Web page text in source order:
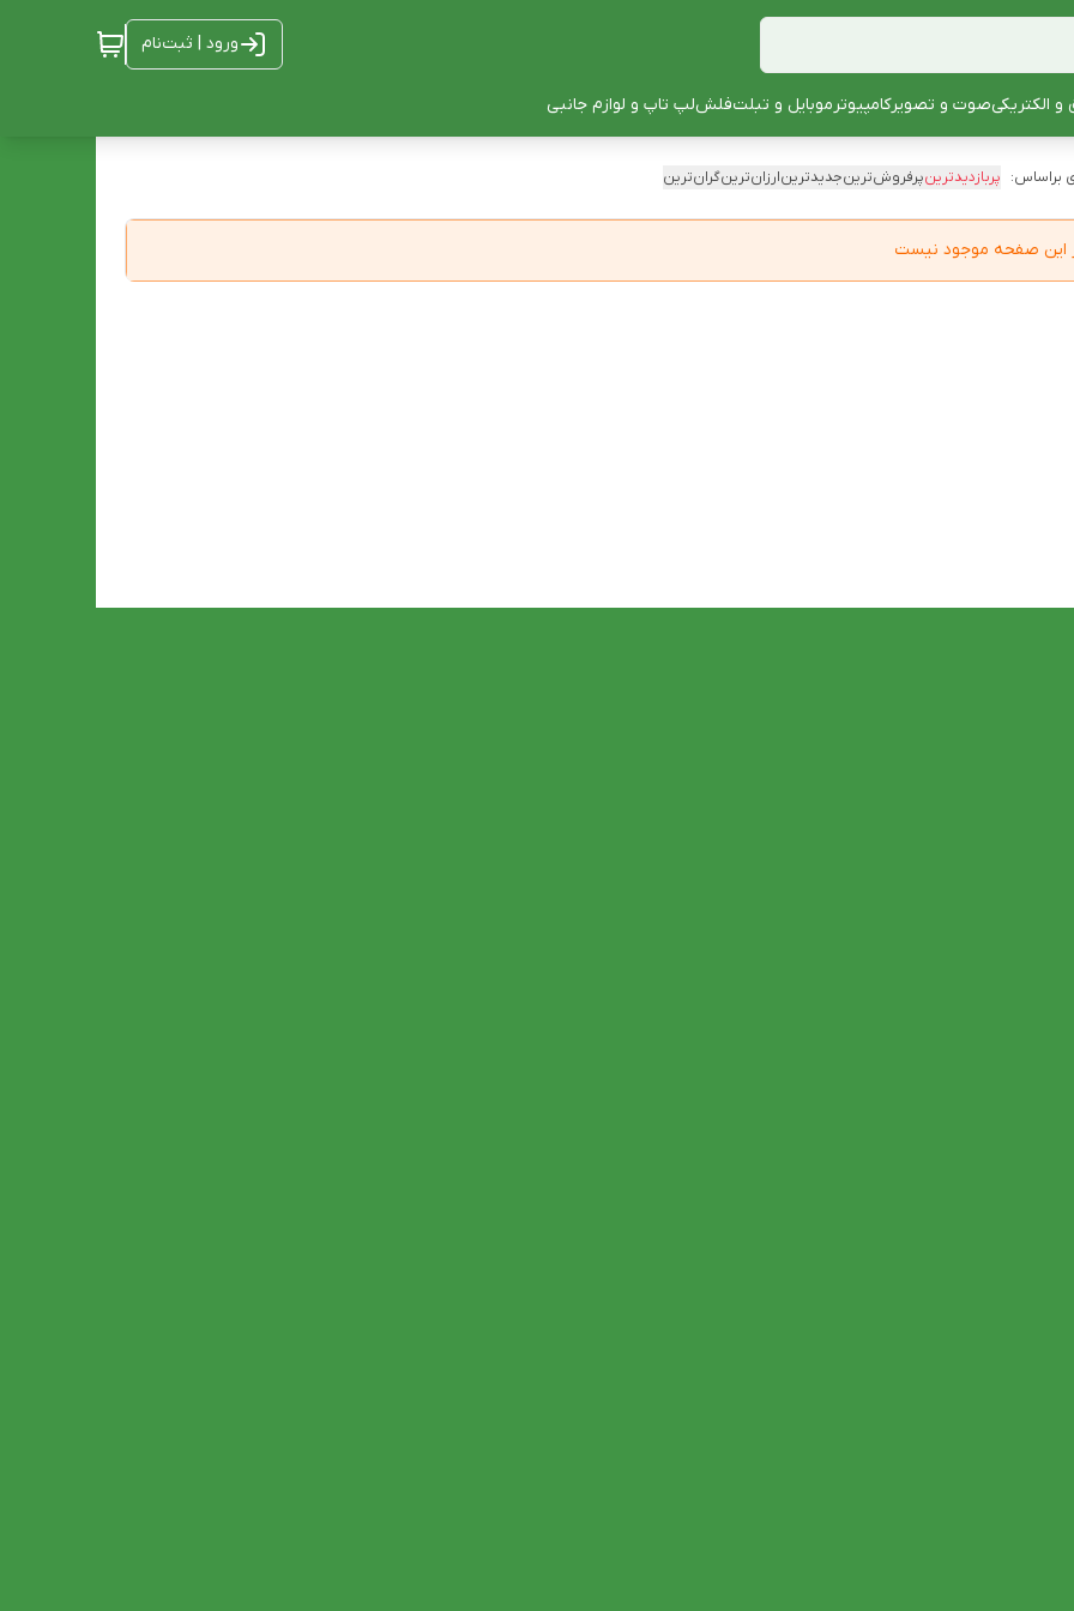
ورود | ثبت‌نام
و الکتریکیصوت و تصویرکامپیوترموبایل و تبلتفلشلپ تاپ و لوازم جانبی
براساس: پربازدیدترینپرفروش‌ترینجدیدترینارزان‌ترینگران‌ترین
این صفحه موجود نیست